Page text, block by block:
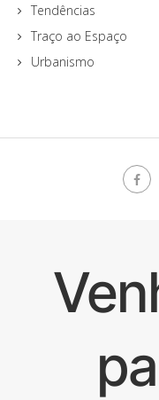
Tendências
Traço ao Espaço
Urbanismo